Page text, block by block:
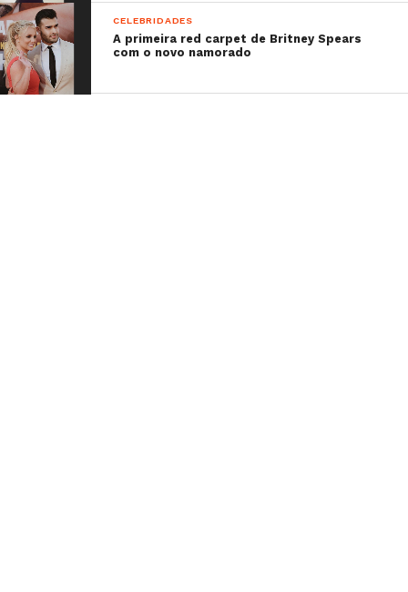
CELEBRIDADES
A primeira red carpet de Britney Spears
com o novo namorado